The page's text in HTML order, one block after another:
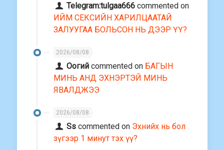
Telegram:tulgaa666 commented on
ИЙМ СЕКСИЙН ХАРИЛЦААТАЙ
ЗАЛУУГАА БОЛЬСОН НЬ ДЭЭР ҮҮ?
2026/08/08
Оогий commented on БАГЫН
МИНЬ АНД ЭХНЭРТЭЙ МИНЬ
ЯВАЛДЖЭЭ
2026/08/08
Ss commented on Эхнийх нь бол
зүгээр 1 минут тэх үү?